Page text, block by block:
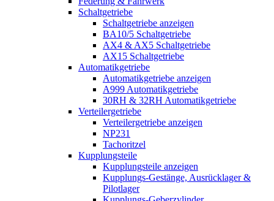
Schaltgetriebe
Schaltgetriebe anzeigen
BA10/5 Schaltgetriebe
AX4 & AX5 Schaltgetriebe
AX15 Schaltgetriebe
Automatikgetriebe
Automatikgetriebe anzeigen
A999 Automatikgetriebe
30RH & 32RH Automatikgetriebe
Verteilergetriebe
Verteilergetriebe anzeigen
NP231
Tachoritzel
Kupplungsteile
Kupplungsteile anzeigen
Kupplungs-Gestänge, Ausrücklager &
Pilotlager